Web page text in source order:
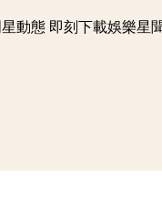
動態 即刻下載娛樂星